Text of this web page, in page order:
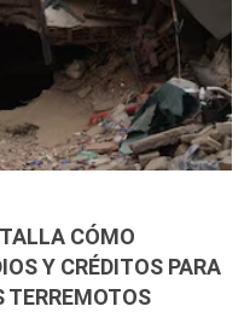
CÓMO
Y CRÉDITOS PARA
TERREMOTOS